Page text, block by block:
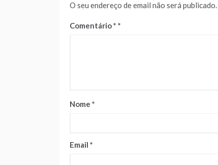
O seu endereço de email não será publicado.
Comentário*
Nome *
Email *